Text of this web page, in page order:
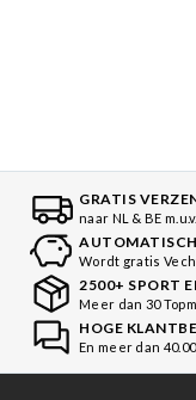
GRATIS
naar NL & BE
Wordt gratis
2500+ SPORT
Meer dan 30
HOGE
En meer dan